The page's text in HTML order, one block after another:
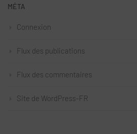
MÉTA
Connexion
Flux des publications
Flux des commentaires
Site de WordPress-FR